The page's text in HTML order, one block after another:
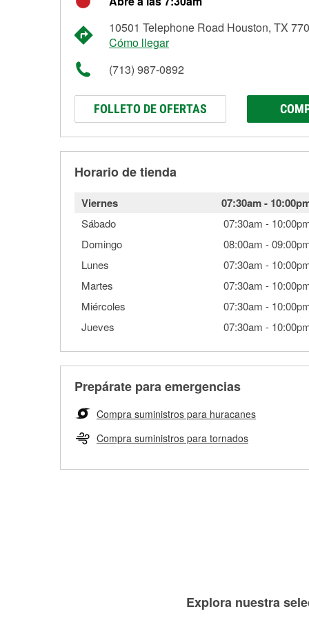
10501 Telephone Road Houston, TX
Cómo llegar
(713) 987-0892
FOLLETO DE OFERTAS
Horario de tienda
Viernes 07:30am-
Sábado 07:30am -
Domingo
08:00am -
Lunes
07:30am -
Martes
07:30am -
Miércoles
07:30am -
Jueves
07:30am -
Prepárate para emergencias
Compra suministros para huracanes
Compra suministros para tornados
Explora nuestra